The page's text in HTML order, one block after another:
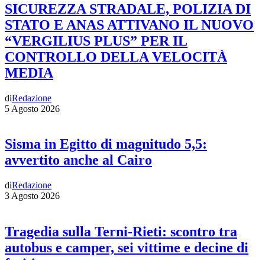
SICUREZZA STRADALE, POLIZIA DI
STATO E ANAS ATTIVANO IL NUOVO
“VERGILIUS PLUS” PER IL
CONTROLLO DELLA VELOCITÀ
MEDIA
diRedazione
5 Agosto 2026
Sisma in Egitto di magnitudo 5,5:
avvertito anche al Cairo
diRedazione
3 Agosto 2026
Tragedia sulla Terni-Rieti: scontro tra
autobus e camper, sei vittime e decine di